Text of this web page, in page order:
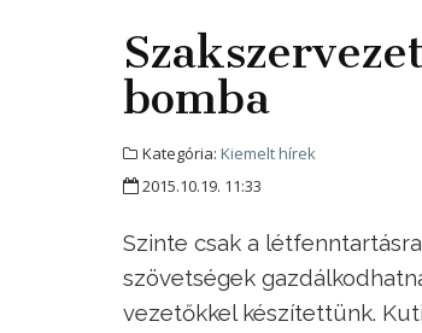
bomba
Kategória: Kiemelt hírek
2015.10.19. 11:33
Szinte csak a
szövetségek
vezetőkkel készítettünk.